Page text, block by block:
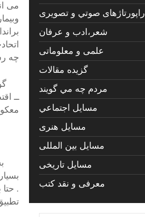
می
چه
ــ
.
راپورتاژهای صوتي و تصويری
شعر،ادب و عرفان
علمی و معلوماتی
گزیده مقالات
مردم چه مي گويند
مسايل اجتماعي
مسايل هنری
مسایل بین المللی
مسایل تاریخی
معرفی و نقد کتب